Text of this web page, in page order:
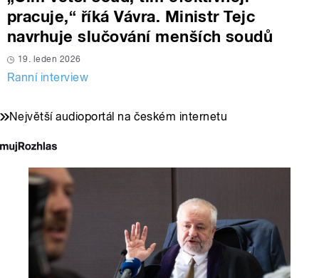
pracuje,“ říká Vávra. Ministr Tejc
navrhuje slučování menších soudů
19. leden 2026
Ranní interview
Největší audioportál na českém internetu